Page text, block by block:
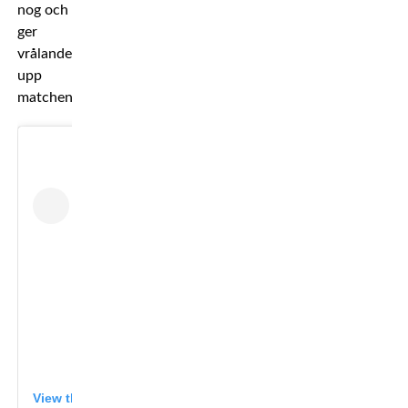
nog och
ger
vrålande
upp
matchen.
View this post on Instagram